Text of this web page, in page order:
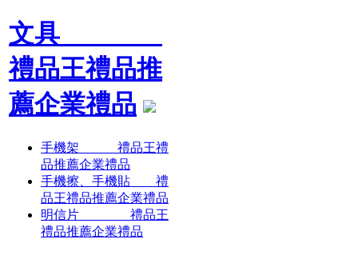
文具
禮品王禮品推
薦企業禮品
手機架 禮品王禮
品推薦企業禮品
手機擦、手機貼 禮
品王禮品推薦企業禮品
明信片 禮品王
禮品推薦企業禮品